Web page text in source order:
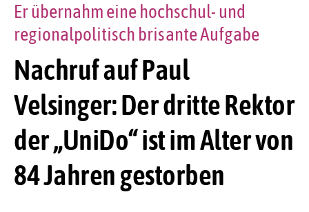
Nachruf auf Paul
Velsinger: Der dritte Rektor
der „UniDo“ ist im Alter von
84 Jahren gestorben
Er übernahm eine hochschul- und
regionalpolitisch brisante Aufgabe